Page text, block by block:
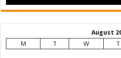
August
M
T W T